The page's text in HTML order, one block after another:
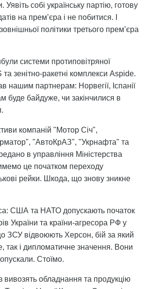
Уявіть собі українську партію, готову
на прем’єра і не побитися. І
політики третього прем’єра
системи протиповітряної
зенітно-ракетні комплекси Aspide.
нашим партнерам: Норвегії, Іспанії
байдуже, чи закінчилися в
компаній "Мотор Січ",
"АвтоКрАЗ", "Укрнафта" та
в управління Міністерства
це початком переходу
рейки. Шкода, що знову зникне
США та НАТО допускають початок
України та країни-агресора РФ у
ЗСУ відвоюють Херсон, бій за який
так і дипломатичне значення. Вони
Стоїмо.
обладнання та продукцію